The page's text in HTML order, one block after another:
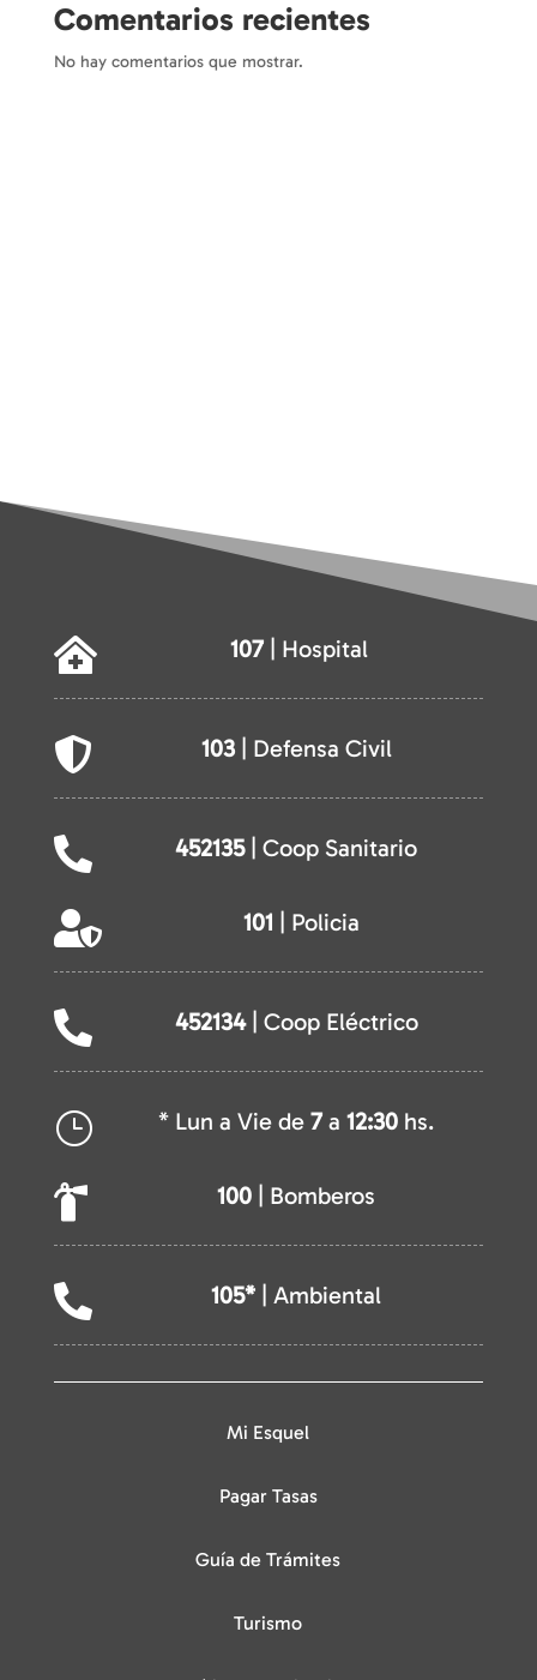
Comentarios recientes
No hay comentarios que mostrar.
 107| Hospital
 103| Defensa Civil
 452135| Coop Sanitario
 101 | Policia
 452134| Coop Eléctrico
} * Lun a Vie de7 a12:30 hs.
 100 | Bomberos
 105* | Ambiental
Mi Esquel
Pagar Tasas
Guía de Trámites
Turismo